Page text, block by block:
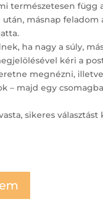
természetesen függ
másnap feladom
ha nagy a súly,
kéri a
megnézni,
– majd egy
sikeres választást